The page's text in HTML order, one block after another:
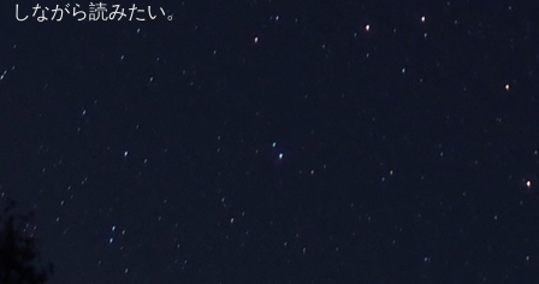
しながら読みたい。